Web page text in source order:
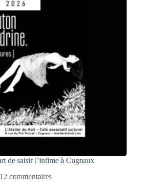
de saisir l’infime à Cugnaux
12 commentaires